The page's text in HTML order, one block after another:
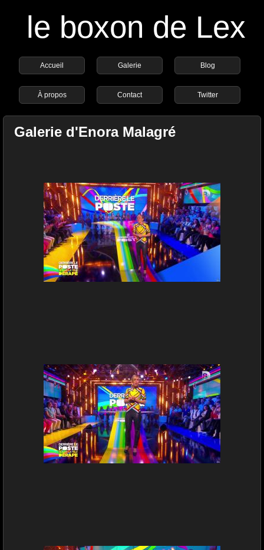
le boxon de Lex
Accueil Galerie Blog
À propos Contact Twitter
Galerie d'Enora Malagré